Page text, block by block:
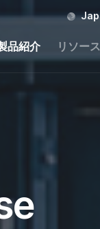
品紹介 リソース